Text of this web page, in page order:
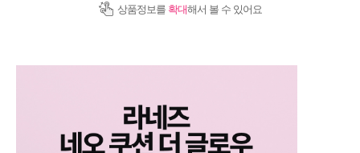
상품정보를 확대해서 볼 수 있어요